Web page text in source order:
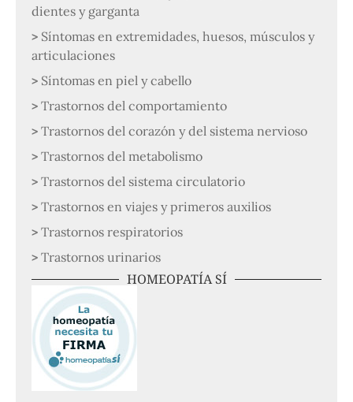
dientes y garganta
Síntomas en extremidades, huesos, músculos y
articulaciones
Síntomas en piel y cabello
Trastornos del comportamiento
Trastornos del corazón y del sistema nervioso
Trastornos del metabolismo
Trastornos del sistema circulatorio
Trastornos en viajes y primeros auxilios
Trastornos respiratorios
Trastornos urinarios
HOMEOPATÍA SÍ